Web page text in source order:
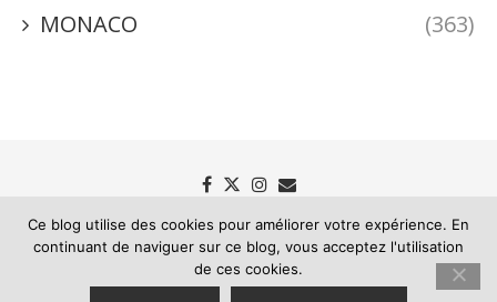
MONACO
(363)
Passion Riviera - Le blog des mémoires de la Riviera
Ce blog utilise des cookies pour améliorer votre expérience. En
continuant de naviguer sur ce blog, vous acceptez l'utilisation
de ces cookies.